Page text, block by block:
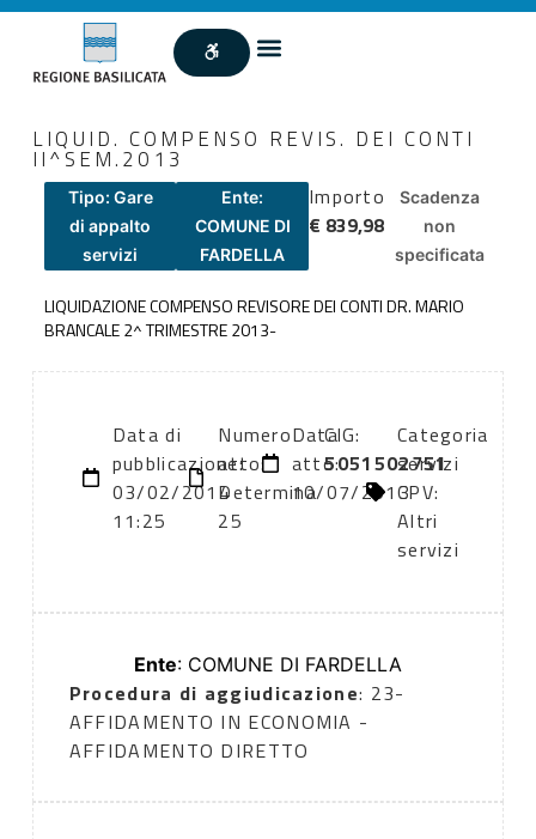
LIQUID. COMPENSO REVIS. DEI CONTI
II^SEM.2013
Tipo: Gare
di appalto
servizi
Ente:
COMUNE DI
FARDELLA
Importo
€ 839,98
Scadenza
non
specificata
LIQUIDAZIONE COMPENSO REVISORE DEI CONTI DR. MARIO
BRANCALE 2^ TRIMESTRE 2013-
Data di
pubblicazione:
03/02/2014
11:25
Numero
atto:
Determina
25
Data
atto:
10/07/2013
CIG:
5051502751
Categoria
servizi
CPV:
Altri
servizi
Ente: COMUNE DI FARDELLA
Procedura di aggiudicazione: 23-
AFFIDAMENTO IN ECONOMIA -
AFFIDAMENTO DIRETTO